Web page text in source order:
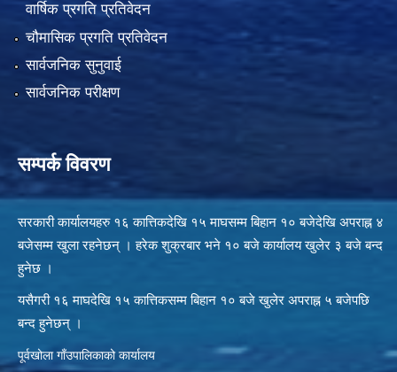
वार्षिक प्रगति प्रतिवेदन
चौमासिक प्रगति प्रतिवेदन
सार्वजनिक सुनुवाई
सार्वजनिक परीक्षण
सम्पर्क विवरण
सरकारी कार्यालयहरु १६ कात्तिकदेखि १५ माघसम्म बिहान १० बजेदेखि अपराह्न ४
बजेसम्म खुला रहनेछन् । हरेक शुक्रबार भने १० बजे कार्यालय खुलेर ३ बजे बन्द
हुनेछ ।
यसैगरी १६ माघदेखि १५ कात्तिकसम्म बिहान १० बजे खुलेर अपराह्न ५ बजेपछि
बन्द हुनेछन् ।
पूर्वखोला गाँउपालिकाको कार्यालय